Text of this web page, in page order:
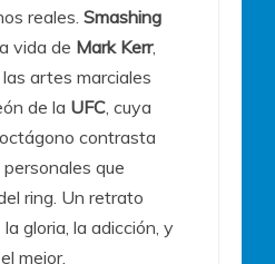
reales. Smashing
vida de Mark Kerr,
artes marciales
de la UFC, cuya
contrasta
que
ring. Un retrato
gloria, la adicción, y
mejor.